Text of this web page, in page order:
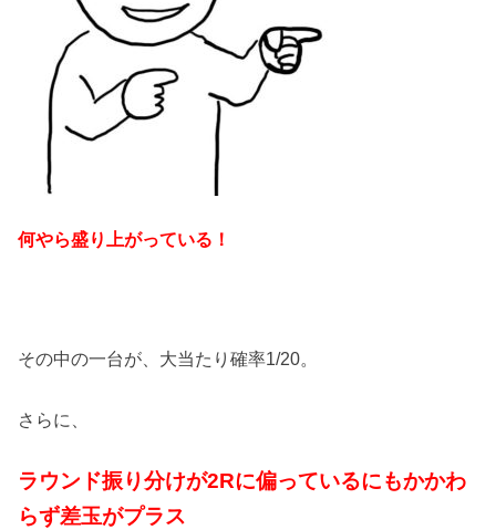
何やら盛り上がっている！
その中の一台が、大当たり確率1/20。
さらに、
ラウンド振り分けが2Rに偏っているにもかかわ
らず差玉がプラス